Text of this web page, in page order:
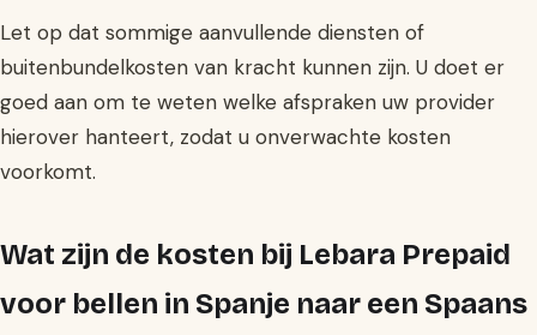
Let op dat sommige aanvullende diensten of
buitenbundelkosten van kracht kunnen zijn. U doet er
goed aan om te weten welke afspraken uw provider
hierover hanteert, zodat u onverwachte kosten
voorkomt.
Wat zijn de kosten bij Lebara Prepaid
voor bellen in Spanje naar een Spaans